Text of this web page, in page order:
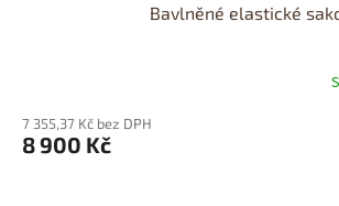
Bavlněné elastické
produktu
je
7 355,37 Kč bez DPH
8 900 Kč